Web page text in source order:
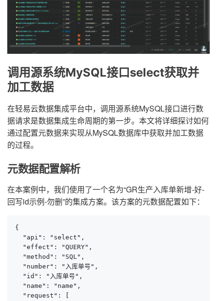
调用源系统MySQL接口select获取并
加工数据
在轻易云数据集成平台中，调用源系统MySQL接口进行数
据请求是数据集成生命周期的第一步。本文将详细探讨如何
通过配置元数据来实现从MySQL数据库中获取并加工数据
的过程。
元数据配置解析
在本案例中，我们使用了一个名为“GR生产入库单新增-好-
回写id示例-勿删”的集成方案。该方案的元数据配置如下：
{
  "api": "select",
  "effect": "QUERY",
  "method": "SQL",
  "number": "入库单号",
  "id": "入库单号",
  "name": "name",
  "request": [